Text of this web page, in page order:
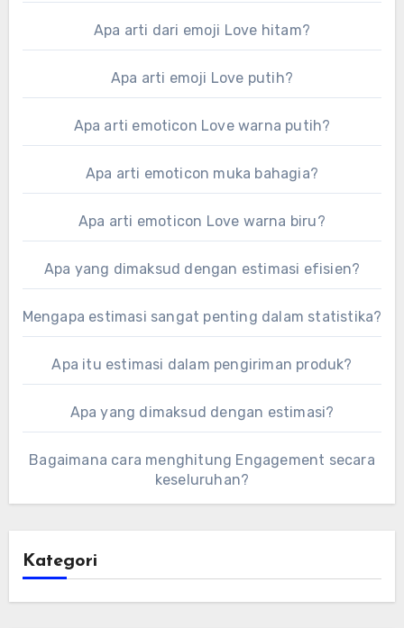
Apa arti dari emoji Love hitam?
Apa arti emoji Love putih?
Apa arti emoticon Love warna putih?
Apa arti emoticon muka bahagia?
Apa arti emoticon Love warna biru?
Apa yang dimaksud dengan estimasi efisien?
Mengapa estimasi sangat penting dalam statistika?
Apa itu estimasi dalam pengiriman produk?
Apa yang dimaksud dengan estimasi?
Bagaimana cara menghitung Engagement secara
keseluruhan?
Kategori